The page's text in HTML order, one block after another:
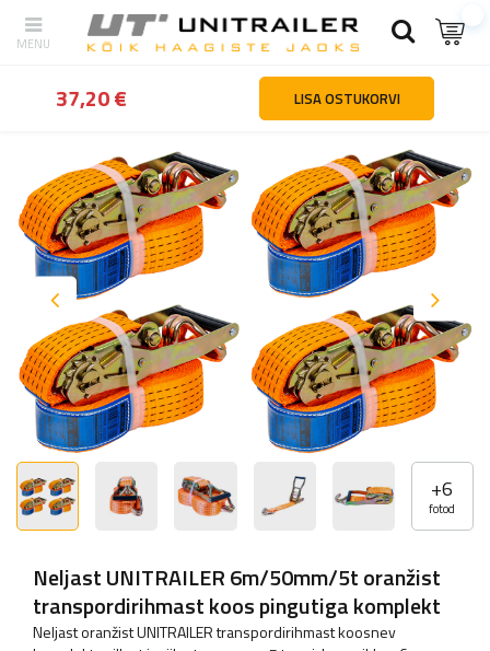
tagasi Kodu Linttropid Neljast
+6
fotod
Neljast UNITRAILER 6m/50mm/5t oranžist
transpordirihmast koos pingutiga komplekt
Neljast oranžist UNITRAILER transpordirihmast koosnev
37,20 € LISA OSTUKORVI